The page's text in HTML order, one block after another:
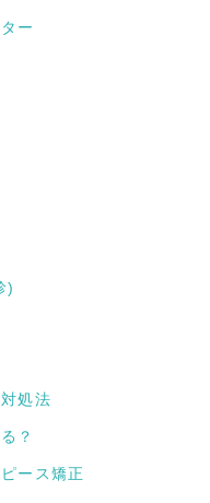
ー
)
処法
？
ース矯正